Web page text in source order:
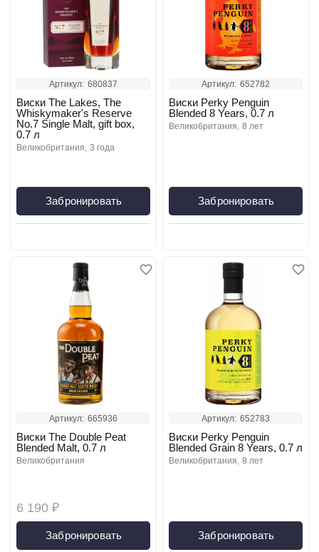
Артикул: 680837
Виски The Lakes, The
Whiskymaker's Reserve
No.7 Single Malt, gift box,
0.7 л
великобритания 3 года
Забронировать
Артикул: 652782
Виски Perky Penguin
Blended 8 Years, 0.7 л
великобритания 8 лет
Забронировать
Артикул: 665936
6 190 ₽
Виски The Double Peat
Blended Malt, 0.7 л
великобритания
Забронировать
Артикул: 652783
Виски Perky Penguin
Blended Grain 8 Years, 0.7 л
великобритания 8 лет
Забронировать